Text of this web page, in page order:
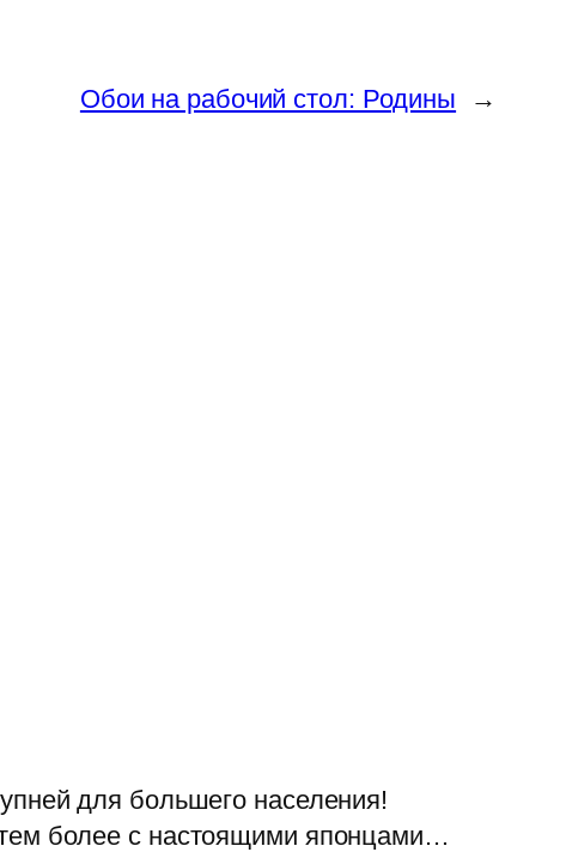
Обои на рабочий стол: Родины →
для большего населения!
более с настоящими японцами…